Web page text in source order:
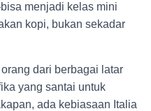
menjadi kelas mini
kopi, bukan sekadar
dari berbagai latar
yang santai untuk
ada kebiasaan Italia